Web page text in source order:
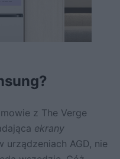
z The Verge
ekrany
urządzeniach AGD, nie